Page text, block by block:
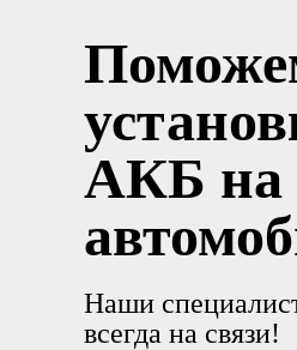
АКБ на
Наши
всегда на связи!